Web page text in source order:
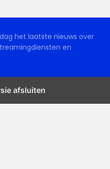
het laatste nieuws over
en
afsluiten